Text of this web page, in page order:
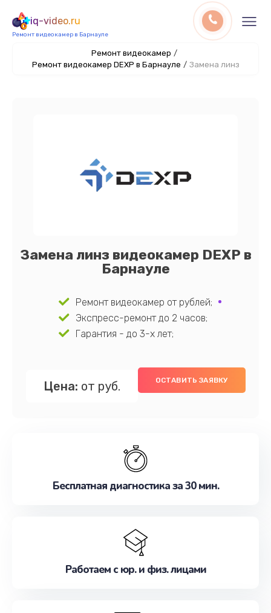
iq-video.ru
Ремонт видеокамер в Барнауле
Ремонт видеокамер /
Ремонт видеокамер DEXP в Барнауле / Замена линз
Замена линз видеокамер DEXP в
Барнауле
Ремонт видеокамер от рублей;
Экспресс-ремонт до 2 часов;
Гарантия - до 3-х лет;
Цена: от руб. ОСТАВИТЬ ЗАЯВКУ
Бесплатная диагностика за 30 мин.
Работаем с юр. и физ. лицами